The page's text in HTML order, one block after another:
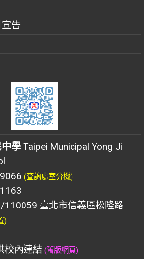
告
學 Taipei Municipal Yong Ji
(查詢處室分機)
110059 臺北市信義區松隆路
)
校內連結 (舊版網頁)